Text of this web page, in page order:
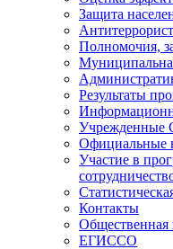
Защита
Полномочия,
Результаты
Официальные
Участие в
Контакты
Общественная
ЕГИССО